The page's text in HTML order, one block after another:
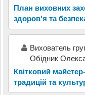
План виховних
здоров'я та
Вихователь
Обідник
Квітковий
традицій та